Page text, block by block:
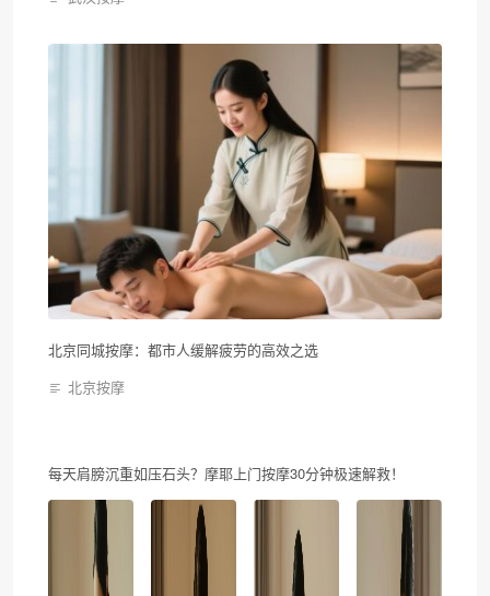
北京同城按摩：都市人缓解疲劳的高效之选
北京按摩
每天肩膀沉重如压石头？摩耶上门按摩30分钟极速解救！